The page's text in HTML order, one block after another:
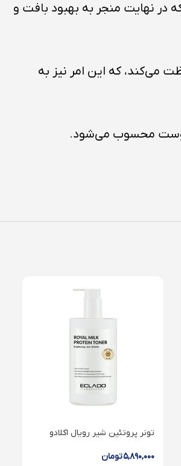
در نهایت منجر به بهبود بافت و
می‌کند، که این امر نیز به
تونر پروتئین شیر رویال اکلادو
۵,۸۹۰,۰۰۰تومان